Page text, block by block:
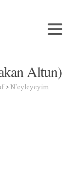
Altun)
> N’eyleyeyim